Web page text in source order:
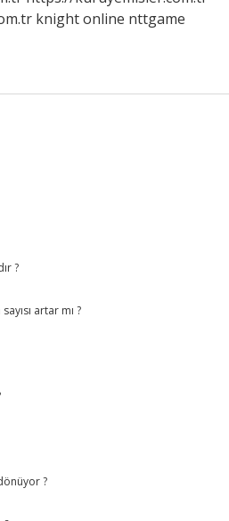
knight online nttgame
?
artar mı ?
?